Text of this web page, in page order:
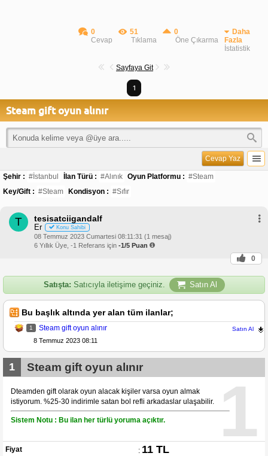
0
Cevap
51
Tıklama
0
Öne Çıkarma
Daha
Fazla
İstatistik
Sayfaya Git
1
Steam gift oyun alınır
Cevap Yaz
Şehir : #İstanbul İlan Türü : #Alınık Oyun Platformu : #Steam
Key/Gift : #Steam Kondisyon : #Sıfır
T tesisatciigandalf
Er Konu Sahibi
08 Temmuz 2023 Cumartesi 08:11:31 (1 mesaj)
6 Yıllık Üye, -1 Referans için -1/5 Puan
0
Satışta: Satıcıyla iletişime geçiniz. Satın Al
Bu başlık altında yer alan tüm ilanlar;
1 Steam gift oyun alınır Satın Al
8 Temmuz 2023 08:11
1
1 Steam gift oyun alınır
Dteamden gift olarak oyun alacak kişiler varsa oyun almak
istiyorum. %25-30 indirimle satan bol refli arkadaslar ulaşabilir.
Sistem Notu : Bu ilan her türlü yoruma açıktır.
Fiyat : 11 TL